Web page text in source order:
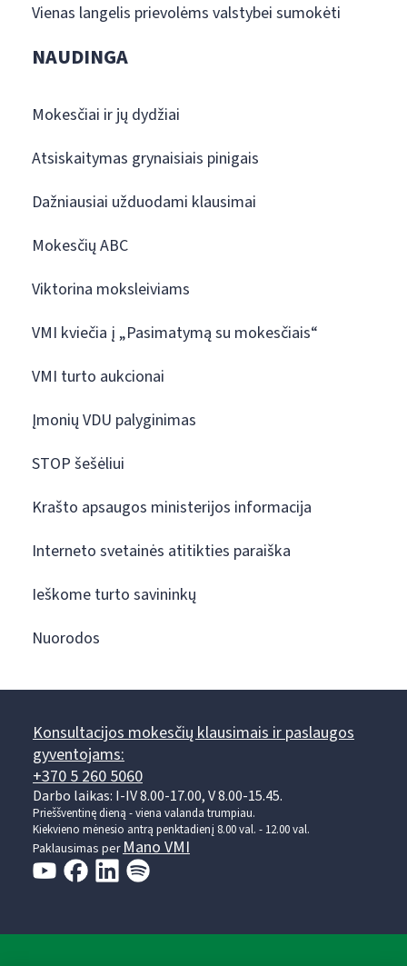
Vienas langelis prievolėms valstybei sumokėti
NAUDINGA
Mokesčiai ir jų dydžiai
Atsiskaitymas grynaisiais pinigais
Dažniausiai užduodami klausimai
Mokesčių ABC
Viktorina moksleiviams
VMI kviečia į „Pasimatymą su mokesčiais“
VMI turto aukcionai
Įmonių VDU palyginimas
STOP šešėliui
Krašto apsaugos ministerijos informacija
Interneto svetainės atitikties paraiška
Ieškome turto savininkų
Nuorodos
Konsultacijos mokesčių klausimais ir paslaugos
gyventojams:
+370 5 260 5060
Darbo laikas: I-IV 8.00-17.00, V 8.00-15.45.
Prieššventinę dieną - viena valanda trumpiau.
Kiekvieno mėnesio antrą penktadienį 8.00 val. - 12.00 val.
Paklausimas per Mano VMI